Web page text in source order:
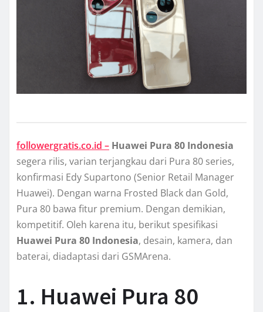
followergratis.co.id – Huawei Pura 80 Indonesia
segera rilis, varian terjangkau dari Pura 80 series,
konfirmasi Edy Supartono (Senior Retail Manager
Huawei). Dengan warna Frosted Black dan Gold,
Pura 80 bawa fitur premium. Dengan demikian,
kompetitif. Oleh karena itu, berikut spesifikasi
Huawei Pura 80 Indonesia, desain, kamera, dan
baterai, diadaptasi dari GSMArena.
1. Huawei Pura 80